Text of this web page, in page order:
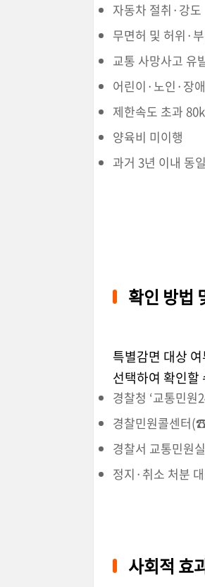
자동차 절취·강도
무면허 및 허위·
교통 사망사고 유
어린이·노인·장
제한속도 초과
양육비 미이행
과거 3년 이내 동
확인 방법
특별감면 대상
선택하여 확인할
경찰청 ‘교통민원
경찰민원콜센터
경찰서 교통민원
정지·취소 처분
사회적 효